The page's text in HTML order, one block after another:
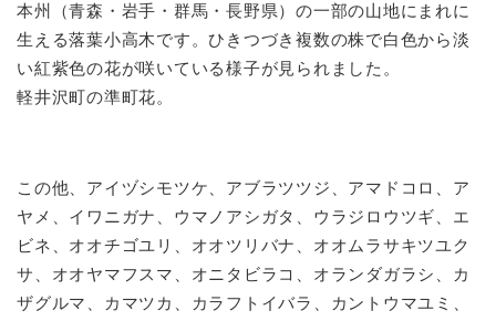
本州（青森・岩手・群馬・長野県）の一部の山地にまれに
生える落葉小高木です。ひきつづき複数の株で白色から淡
い紅紫色の花が咲いている様子が見られました。
軽井沢町の準町花。
この他、アイヅシモツケ、アブラツツジ、アマドコロ、ア
ヤメ、イワニガナ、ウマノアシガタ、ウラジロウツギ、エ
ビネ、オオチゴユリ、オオツリバナ、オオムラサキツユク
サ、オオヤマフスマ、オニタビラコ、オランダガラシ、カ
ザグルマ、カマツカ、カラフトイバラ、カントウマユミ、